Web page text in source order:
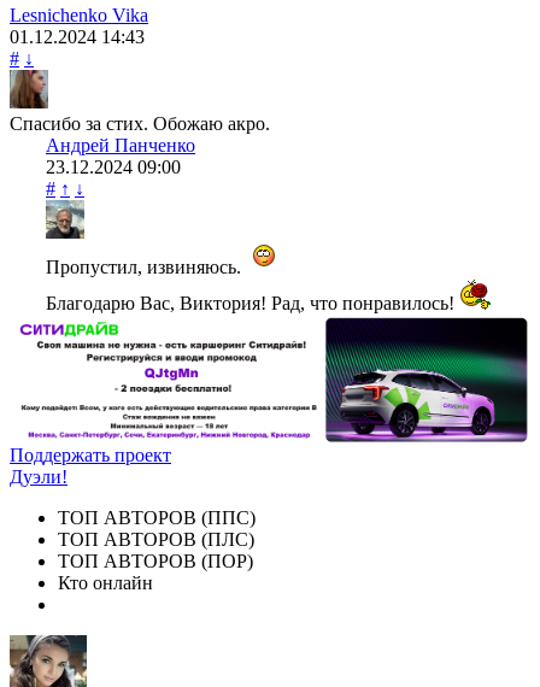
Lesnichenko Vika
01.12.2024 14:43
# ↓
Спасибо за стих. Обожаю акро.
Андрей Панченко
23.12.2024 09:00
# ↑ ↓
Пропустил, извиняюсь.
Благодарю Вас, Виктория! Рад, что понравилось!
Поддержать проект
Дуэли!
ТОП АВТОРОВ (ППС)
ТОП АВТОРОВ (ПЛС)
ТОП АВТОРОВ (ПОР)
Кто онлайн